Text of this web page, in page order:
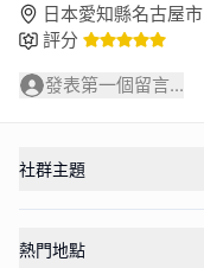
日本愛知縣名古屋市
評分
發表第一個留言...
社群主題
熱門地點